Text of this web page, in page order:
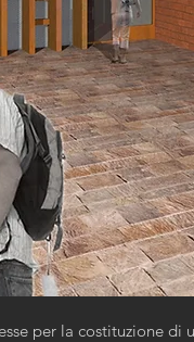
per la costituzione di